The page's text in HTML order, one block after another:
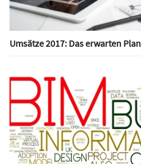
Umsätze 2017: Das erwarten